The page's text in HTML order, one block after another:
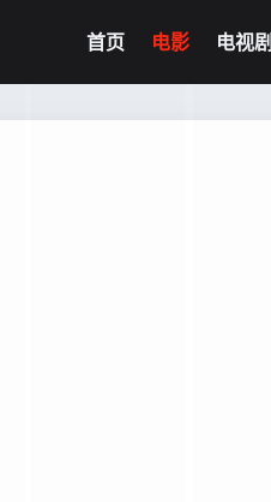
首页 电影 电视剧